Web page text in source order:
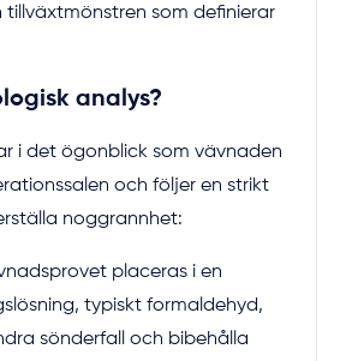
som definierar
analys?
i det ögonblick som vävnaden
och följer en strikt
noggrannhet:
placeras i en
typiskt formaldehyd,
sönderfall och bibehålla